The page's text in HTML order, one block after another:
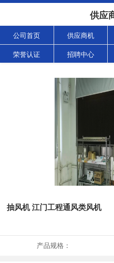
供应
公司首页 供应商机
荣誉认证 招聘中心
抽风机 江门工程通风类风机
产品规格：